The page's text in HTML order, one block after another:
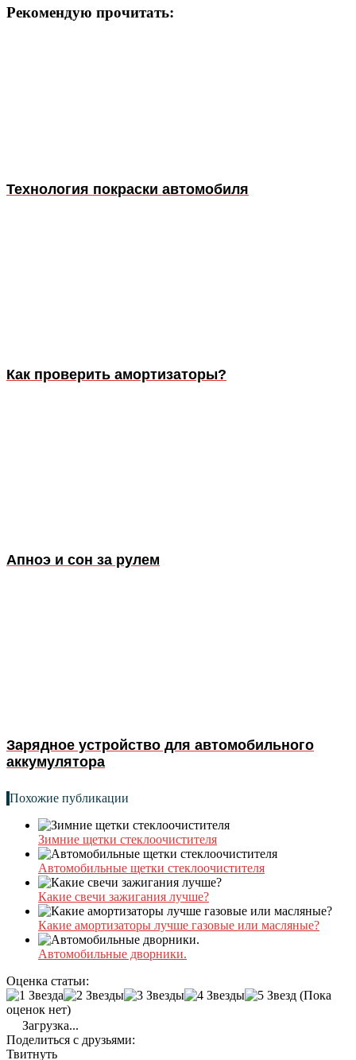
Рекомендую прочитать:
Технология покраски автомобиля
Как проверить амортизаторы?
Апноэ и сон за рулем
Зарядное устройство для автомобильного
аккумулятора
Похожие публикации
Зимние щетки стеклоочистителя
Автомобильные щетки стеклоочистителя
Какие свечи зажигания лучше?
Какие амортизаторы лучше газовые или масляные?
Автомобильные дворники.
Оценка статьи:
(Пока
оценок нет)
Загрузка...
Поделиться с друзьями:
Твитнуть